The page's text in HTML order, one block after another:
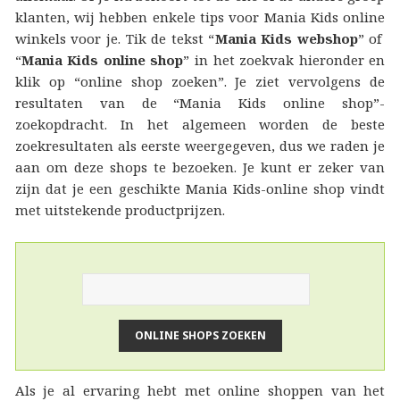
klanten, wij hebben enkele tips voor Mania Kids online
winkels voor je. Tik de tekst “Mania Kids webshop” of
“Mania Kids online shop” in het zoekvak hieronder en
klik op “online shop zoeken”. Je ziet vervolgens de
resultaten van de “Mania Kids online shop”-
zoekopdracht. In het algemeen worden de beste
zoekresultaten als eerste weergegeven, dus we raden je
aan om deze shops te bezoeken. Je kunt er zeker van
zijn dat je een geschikte Mania Kids-online shop vindt
met uitstekende productprijzen.
Als je al ervaring hebt met online shoppen van het